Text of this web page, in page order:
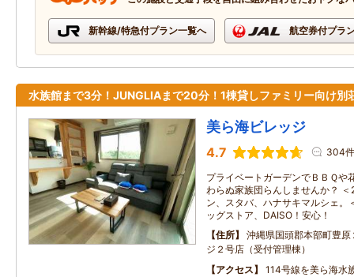
新幹線/特急付プラン一覧へ 航空券付プラ
水族館まで3分！JUNGLIAまで20分！1棟貸しファミリー向け別
美ら海ビレッジ
4.7 304件
プライベートガーデンでＢＢＱや
わらぬ家族団らんしませんか？
ン、スタバ、ハナサキマルシェ。
ッグストア、DAISO！安心！
住所
沖縄県国頭郡本部町豊
ジ２号店（受付管理棟）
アクセス
114号線を美ら海水